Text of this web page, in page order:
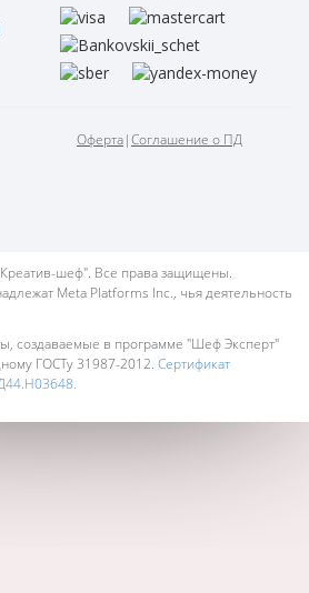
Оферта|Соглашение о ПД
шеф". Все права защищены.
Meta Platforms Inc., чья деятельность
создаваемые в программе "Шеф Эксперт"
ГОСТу 31987-2012. Сертификат